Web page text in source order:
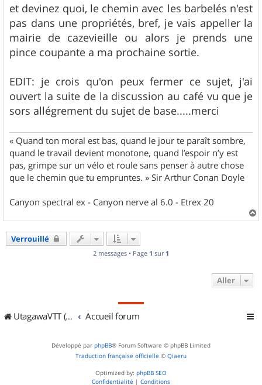
et devinez quoi, le chemin avec les barbelés n'est
pas dans une propriétés, bref, je vais appeller la
mairie de cazevieille ou alors je prends une
pince coupante a ma prochaine sortie.
EDIT: je crois qu'on peux fermer ce sujet, j'ai
ouvert la suite de la discussion au café vu que je
sors allégrement du sujet de base.....merci
« Quand ton moral est bas, quand le jour te paraît sombre,
quand le travail devient monotone, quand l’espoir n’y est
pas, grimpe sur un vélo et roule sans penser à autre chose
que le chemin que tu empruntes. » Sir Arthur Conan Doyle
Canyon spectral ex - Canyon nerve al 6.0 - Etrex 20
a
Verrouillé
2 messages • Page 1 sur 1
Aller
UtagawaVTT (Randos VTT et VTTAE avec traces GPS) Accueil forum
Développé par phpBB® Forum Software © phpBB Limited
Traduction française officielle © Qiaeru
Optimized by: phpBB SEO
Confidentialité | Conditions